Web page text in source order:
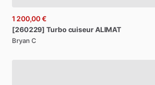
1 200,00 €
[260229] Turbo cuiseurALIMAT
Bryan C